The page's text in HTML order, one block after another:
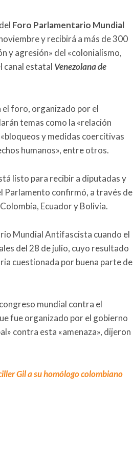
Foro Parlamentario Mundial
y recibirá a más de 300
y agresión» del «colonialismo,
canal estatal Venezolana de
el foro, organizado por el
temas como la «relación
y medidas coercitivas
humanos», entre otros.
listo para recibir a diputadas y
Parlamento confirmó, a través de
Ecuador y Bolivia.
Mundial Antifascista cuando el
del 28 de julio, cuyo resultado
cuestionada por buena parte de
mundial contra el
fue organizado por el gobierno
contra esta «amenaza», dijeron
Gil a su homólogo colombiano